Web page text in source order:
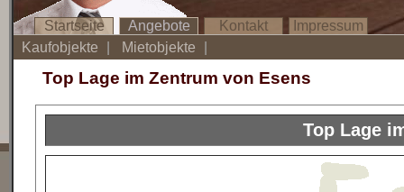
Startseite Angebote Kontakt
Impressum
Kaufobjekte
Mietobjekte
Top Lage im Zentrum von Esens
Top Lage